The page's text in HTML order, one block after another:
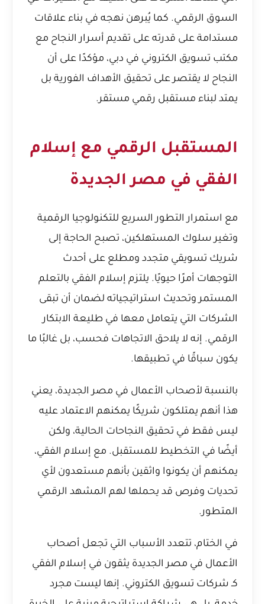
السوق الرقمي. كما يُبرهن نهجه في بناء علاقات
مستدامة على قدرته على تقديم أسرار النجاح مع
مكتب تسويق الكتروني في دبي، مؤكدًا على أن
النجاح لا يقتصر على تحقيق الأهداف الفورية بل
يمتد لبناء مستقبل رقمي مستقر.
المستقبل الرقمي مع إسلام
الفقي في مصر الجديدة
مع استمرار التطور السريع للتكنولوجيا الرقمية
وتغير سلوك المستهلكين، تصبح الحاجة إلى
شريك تسويقي متجدد ومطلع على أحدث
التوجهات أمرًا حيويًا. يلتزم إسلام الفقي بالتعلم
المستمر وتحديث استراتيجياته لضمان أن تبقى
الشركات التي يتعامل معها في طليعة الابتكار
الرقمي. إنه لا يلاحق الاتجاهات فحسب، بل غالبًا ما
يكون سباقًا في تطبيقها.
بالنسبة لأصحاب الأعمال في مصر الجديدة، يعني
هذا أنهم يمتلكون شريكًا يمكنهم الاعتماد عليه
ليس فقط في تحقيق النجاحات الحالية، ولكن
أيضًا في التخطيط للمستقبل. مع إسلام الفقي،
يمكنهم أن يكونوا واثقين بأنهم مستعدون لأي
تحديات وفرص قد يحملها لهم المشهد الرقمي
المتطور.
في الختام، تتعدد الأسباب التي تجعل أصحاب
الأعمال في مصر الجديدة يثقون في إسلام الفقي
كـ شركات تسويق الكتروني. إنها ليست مجرد